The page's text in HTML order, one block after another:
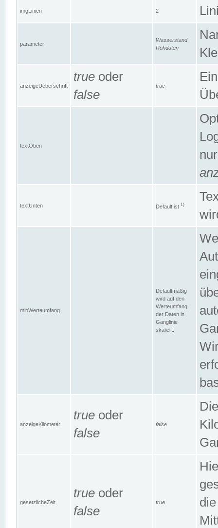
imgLinien 2
parameter
Wasserstand
Rohdaten
anzeigeUeberschrift
true oder
false
true
textOben
textUnten Default ist 1)
minWerteumfang
Defaultmäßig
wird auf den
Werteumfang
der Daten in
Ganglinie
skaliert.
anzeigeKilometer
true oder
false
false
gesetzlicheZeit
true oder
false
true